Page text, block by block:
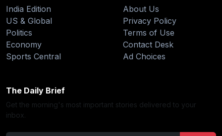
India Edition
US & Global
Politics
Economy
Sports Central
About Us
Privacy Policy
Terms of Use
Contact Desk
Ad Choices
The Daily Brief
Get the morning's most important stories delivered to your
inbox.